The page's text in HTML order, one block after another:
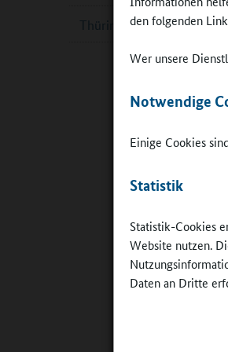
den folgenden
Wer unsere
Notwendige
Einige Cookies
Statistik
Statistik-Cookies
Website nutzen.
Daten an Dritte
Thüringen